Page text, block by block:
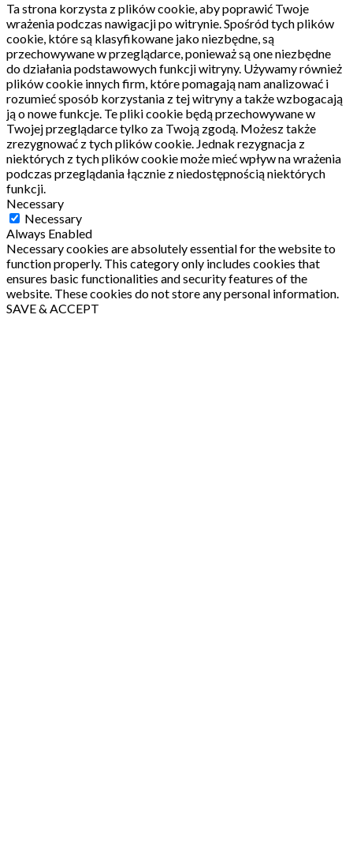
Ta strona korzysta z plików cookie, aby poprawić Twoje
wrażenia podczas nawigacji po witrynie.Spośród tych plików
cookie, które są klasyfikowane jako niezbędne, są
przechowywane w przeglądarce, ponieważ są one niezbędne
do działania podstawowych funkcji witryny. Używamy również
plików cookie innych firm, które pomagają nam analizować i
rozumieć sposób korzystania z tej witryny a także wzbogacają
ją o nowe funkcje. Te pliki cookie będą przechowywane w
Twojej przeglądarce tylko za Twoją zgodą. Możesz także
zrezygnować z tych plików cookie. Jednak rezygnacja z
niektórych z tych plików cookie może mieć wpływ na wrażenia
podczas przeglądania łącznie z niedostępnością niektórych
funkcji.
Necessary
Necessary
Always Enabled
Necessary cookies are absolutely essential for the website to
function properly. This category only includes cookies that
ensures basic functionalities and security features of the
website. These cookies do not store any personal information.
SAVE & ACCEPT